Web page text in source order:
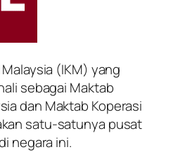
(IKM) yang
sebagai Maktab
dan Maktab Koperasi
satu-satunya pusat
negara ini.